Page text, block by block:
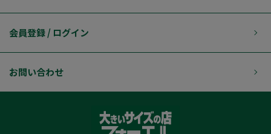
会員登録 / ログイン
お問い合わせ